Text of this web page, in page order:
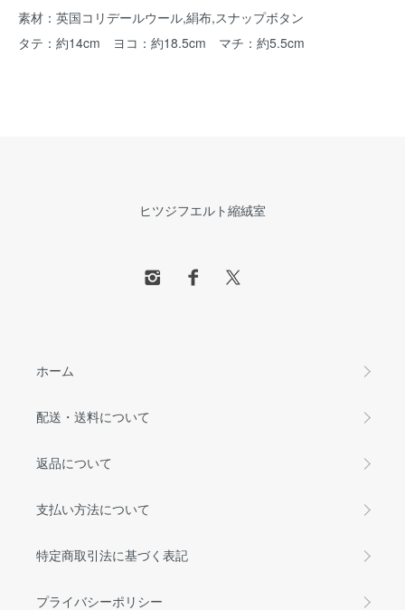
素材：英国コリデールウール,絹布,スナップボタン
タテ：約14cm ヨコ：約18.5cm マチ：約5.5cm
ヒツジフエルト縮絨室
ホーム
配送・送料について
返品について
支払い方法について
特定商取引法に基づく表記
プライバシーポリシー